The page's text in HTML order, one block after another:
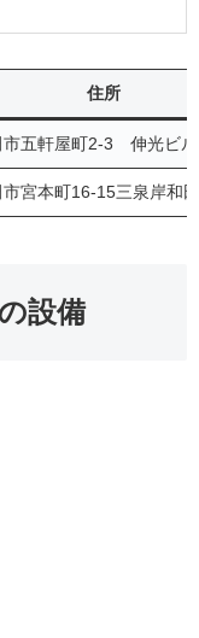
住所
市五軒屋町2-3 伸光ビ
市宮本町16-15三泉岸和
設備